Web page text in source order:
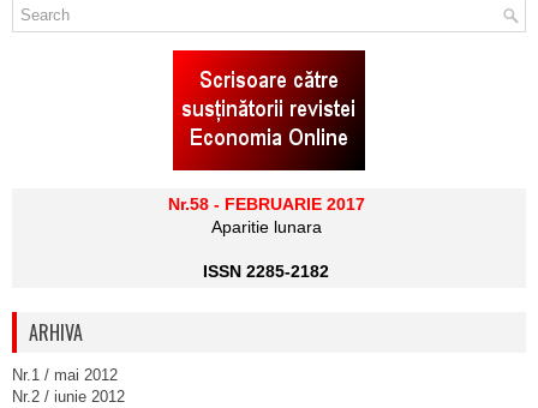
Nr.58 - FEBRUARIE 2017
Aparitie lunara
ISSN 2285-2182
ARHIVA
Nr.1 / mai 2012
Nr.2 / iunie 2012